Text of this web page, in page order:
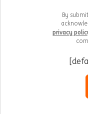
By
privacy